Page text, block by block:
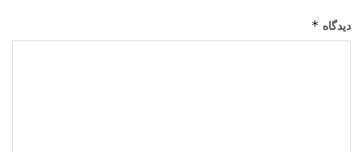
دیدگاه *